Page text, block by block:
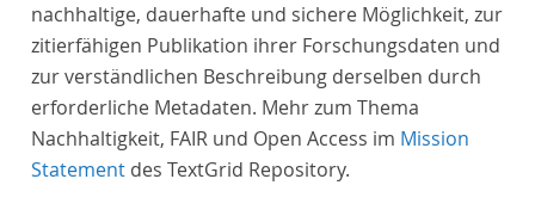
nachhaltige, dauerhafte und sichere Möglichkeit, zur
zitierfähigen Publikation ihrer Forschungsdaten und
zur verständlichen Beschreibung derselben durch
erforderliche Metadaten. Mehr zum Thema
Nachhaltigkeit, FAIR und Open Access im Mission
Statement des TextGrid Repository.